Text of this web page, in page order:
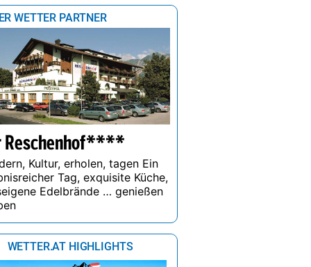
22°
100%
21°
100% 97%
16 h
WETTER PARTNER
Reschenhof****
Kultur, erholen, tagen Ein
Tag, exquisite Küche,
Edelbrände … genießen
WETTER.AT HIGHLIGHTS